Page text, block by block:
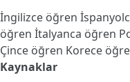
İngilizce öğren
öğren İtalyanca öğren
Çince öğren Korece
Kaynaklar